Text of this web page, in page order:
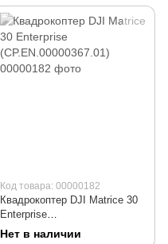
Код товара: 00000182
Квадрокоптер DJI Matrice 30
Enterprise
(CP.EN.00000367.01)
Нет в наличии